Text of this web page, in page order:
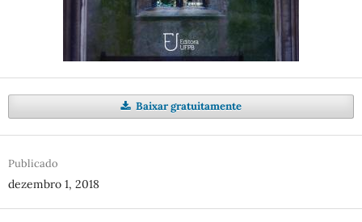
Baixar gratuitamente
Publicado
dezembro 1, 2018